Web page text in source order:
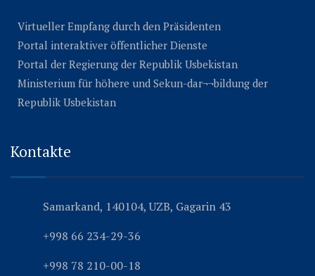
Virtueller Empfang durch den Präsidenten
Portal interaktiver öffentlicher Dienste
Portal der Regierung der Republik Usbekistan
Ministerium für höhere und Sekun-dar¬¬bildung der
Republik Usbekistan
Kontakte
Samarkand, 140104, UZB, Gagarin 43
+998 66 234-29-36
+998 78 210-00-18